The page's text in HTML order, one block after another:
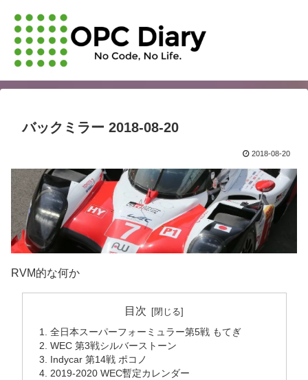
バックミラー 2018-08-20
2018-08-20
RVM的な何か
目次
全日本スーパーフォーミュラー第5戦 もてぎ
WEC 第3戦シルバーストーン
Indycar 第14戦 ポコノ
2019-2020 WEC暫定カレンダー